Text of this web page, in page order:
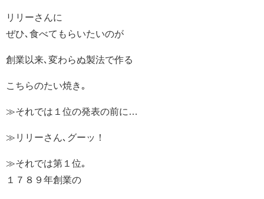
リリーさんに
ぜひ､食べてもらいたいのが
創業以来､変わらぬ製法で作る
こちらのたい焼き｡
≫それでは１位の発表の前に…
≫リリーさん､グーッ！
≫それでは第１位｡
１７８９年創業の